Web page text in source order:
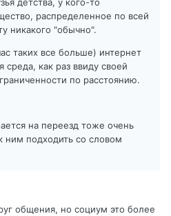
детства, у кого-то
распределенное по всей
никакого "обычно".
таких все больше) интернет
как раз ввиду своей
по расстоянию.
на переезд тоже очень
подходить со словом
общения, но социум это более